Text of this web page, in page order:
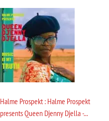
Halme Prospekt : Halme Prospekt
presents Queen Djenny Djella -...